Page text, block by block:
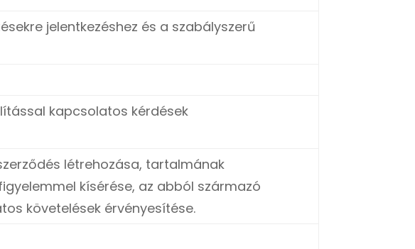
jelentkezéshez és a szabályszerű
kapcsolatos kérdések
létrehozása, tartalmának
kísérése, az abból származó
követelések érvényesítése.